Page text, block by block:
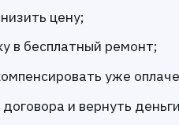
цену;
в бесплатный ремонт;
уже
и вернуть